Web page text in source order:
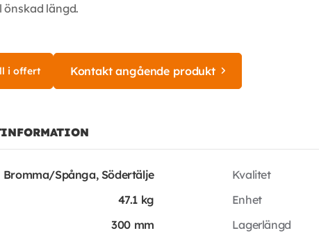
önskad längd.
i offert Kontakt angående produkt
Bromma/Spånga, Södertälje
47.1 kg
300 mm
Kvalitet
Enhet
Lagerlängd